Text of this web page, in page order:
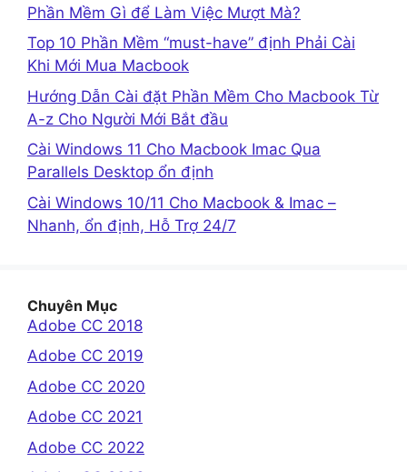
Phần Mềm Gì để Làm Việc Mượt Mà?
Top 10 Phần Mềm “must-have” định Phải Cài
Khi Mới Mua Macbook
Hướng Dẫn Cài đặt Phần Mềm Cho Macbook Từ
A-z Cho Người Mới Bắt đầu
Cài Windows 11 Cho Macbook Imac Qua
Parallels Desktop ổn định
Cài Windows 10/11 Cho Macbook & Imac –
Nhanh, ổn định, Hỗ Trợ 24/7
Chuyên Mục
Adobe CC 2018
Adobe CC 2019
Adobe CC 2020
Adobe CC 2021
Adobe CC 2022